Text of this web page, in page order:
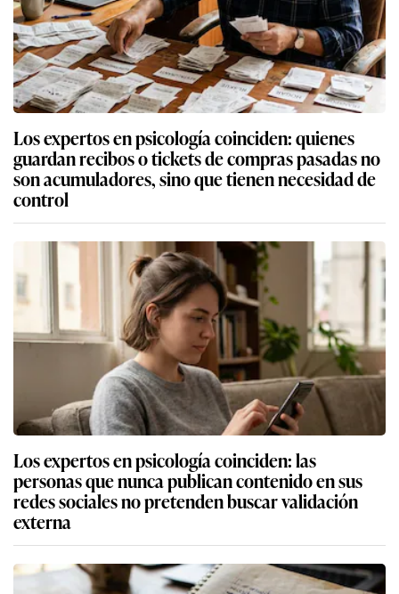
Los expertos en psicología coinciden: quienes
guardan recibos o tickets de compras pasadas no
son acumuladores, sino que tienen necesidad de
control
Los expertos en psicología coinciden: las
personas que nunca publican contenido en sus
redes sociales no pretenden buscar validación
externa